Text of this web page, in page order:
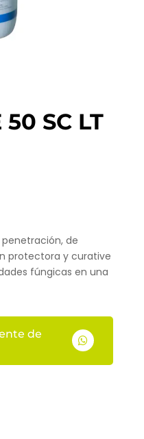
SC LT
de
protectora y curative
fúngicas en una

de